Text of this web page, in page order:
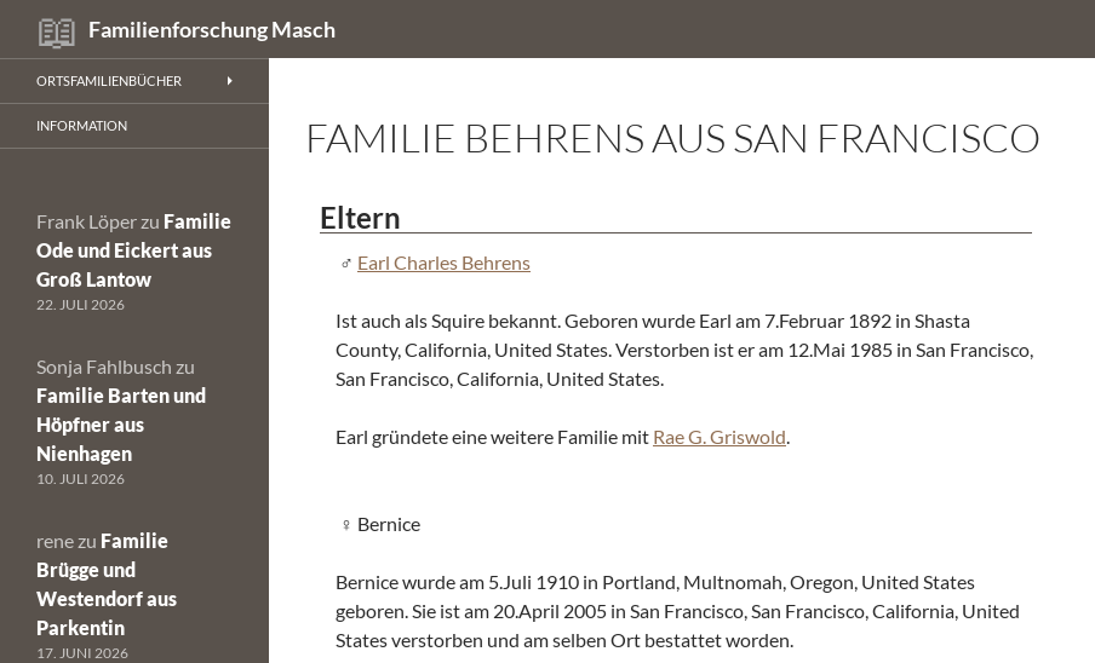
Inhalt
springen
Familienforschung Masch
Suchen
FAMILIE BEHRENS AUS SAN FRANCISCO
Eltern
Earl Charles Behrens
Ist auch als Squire bekannt. Geboren wurde Earl am 7.Februar 1892 in Shasta
County, California, United States. Verstorben ist er am 12.Mai 1985 in San Francisco,
San Francisco, California, United States.
Earl gründete eine weitere Familie mit Rae G. Griswold.
Bernice
Bernice wurde am 5.Juli 1910 in Portland, Multnomah, Oregon, United States
geboren. Sie ist am 20.April 2005 in San Francisco, San Francisco, California, United
States verstorben und am selben Ort bestattet worden.
ORTSFAMILIENBÜCHER
INFORMATION
Frank Löper zu Familie
Ode und Eickert aus
Groß Lantow
22. JULI 2026
Sonja Fahlbusch zu
Familie Barten und
Höpfner aus
Nienhagen
10. JULI 2026
rene zu Familie
Brügge und
Westendorf aus
Parkentin
17. JUNI 2026